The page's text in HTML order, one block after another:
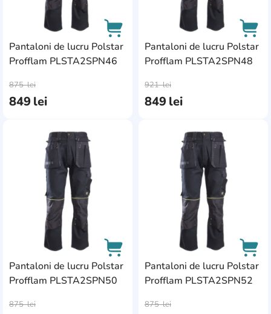
Pantaloni de lucru Polstar
Profflam PLSTA2SPN46
849 lei
875lei
Pantaloni de lucru Polstar
Profflam PLSTA2SPN48
849 lei
921lei
Pantaloni de lucru Polstar
Profflam PLSTA2SPN50
875lei
AddCardToFavourite
Pantaloni de lucru Polstar
Profflam PLSTA2SPN52
875lei